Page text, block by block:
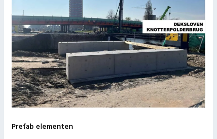
Prefab elementen